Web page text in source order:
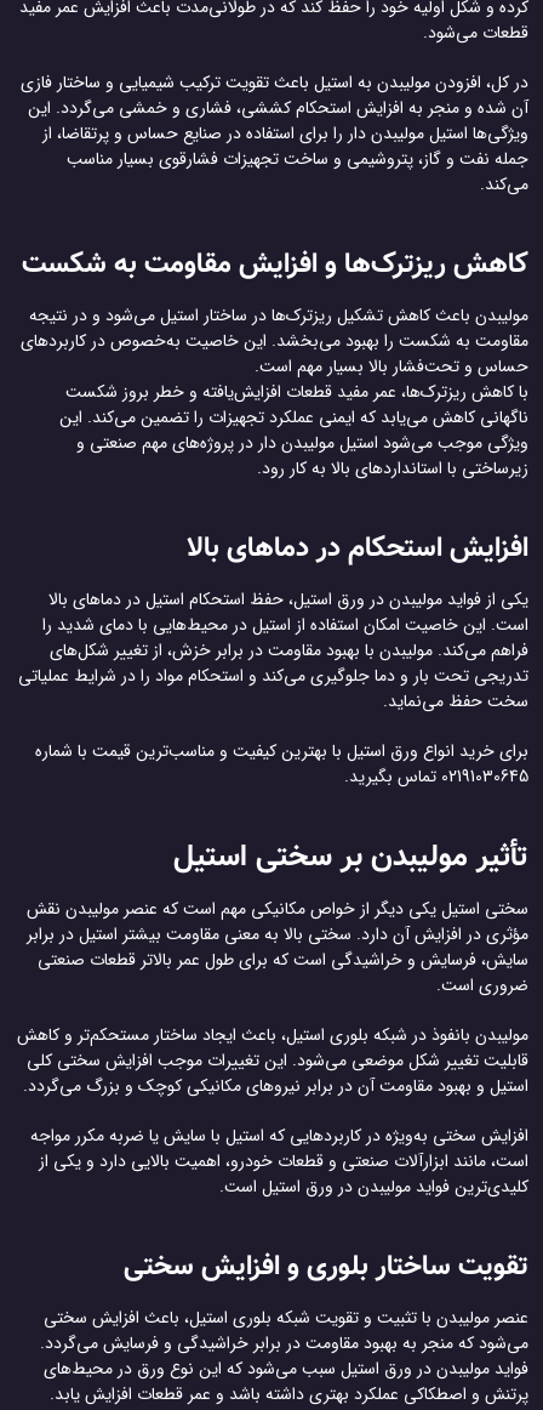
کرده و شکل اولیه خود را حفظ کند که در طولانی‌مدت باعث افزایش عمر مفید
قطعات می‌شود.
در کل، افزودن مولیبدن به استیل باعث تقویت ترکیب شیمیایی و ساختار فازی
آن شده و منجر به افزایش استحکام کششی، فشاری و خمشی می‌گردد. این
ویژگی‌ها استیل مولیبدن دار را برای استفاده در صنایع حساس و پرتقاضا، از
جمله نفت و گاز، پتروشیمی و ساخت تجهیزات فشارقوی بسیار مناسب
می‌کند.
کاهش ریزترک‌ها و افزایش مقاومت به شکست
مولیبدن باعث کاهش تشکیل ریزترک‌ها در ساختار استیل می‌شود و در نتیجه
مقاومت به شکست را بهبود می‌بخشد. این خاصیت به‌خصوص در کاربردهای
حساس و تحت‌فشار بالا بسیار مهم است.
با کاهش ریزترک‌ها، عمر مفید قطعات افزایش‌یافته و خطر بروز شکست
ناگهانی کاهش می‌یابد که ایمنی عملکرد تجهیزات را تضمین می‌کند. این
ویژگی موجب می‌شود استیل مولیبدن دار در پروژه‌های مهم صنعتی و
زیرساختی با استانداردهای بالا به کار رود.
افزایش استحکام در دماهای بالا
یکی از فواید مولیبدن در ورق استیل، حفظ استحکام استیل در دماهای بالا
است. این خاصیت امکان استفاده از استیل در محیط‌هایی با دمای شدید را
فراهم می‌کند. مولیبدن با بهبود مقاومت در برابر خزش، از تغییر شکل‌های
تدریجی تحت بار و دما جلوگیری می‌کند و استحکام مواد را در شرایط عملیاتی
سخت حفظ می‌نماید.
برای خرید انواع ورق استیل با بهترین کیفیت و مناسب‌ترین قیمت با شماره
02191030645 تماس بگیرید.
تأثیر مولیبدن بر سختی استیل
سختی استیل یکی دیگر از خواص مکانیکی مهم است که عنصر مولیبدن نقش
مؤثری در افزایش آن دارد. سختی بالا به معنی مقاومت بیشتر استیل در برابر
سایش، فرسایش و خراشیدگی است که برای طول عمر بالاتر قطعات صنعتی
ضروری است.
مولیبدن بانفوذ در شبکه بلوری استیل، باعث ایجاد ساختار مستحکم‌تر و کاهش
قابلیت تغییر شکل موضعی می‌شود. این تغییرات موجب افزایش سختی کلی
استیل و بهبود مقاومت آن در برابر نیروهای مکانیکی کوچک و بزرگ می‌گردد.
افزایش سختی به‌ویژه در کاربردهایی که استیل با سایش یا ضربه مکرر مواجه
است، مانند ابزارآلات صنعتی و قطعات خودرو، اهمیت بالایی دارد و یکی از
کلیدی‌ترین فواید مولیبدن در ورق استیل است.
تقویت ساختار بلوری و افزایش سختی
عنصر مولیبدن با تثبیت و تقویت شبکه بلوری استیل، باعث افزایش سختی
می‌شود که منجر به بهبود مقاومت در برابر خراشیدگی و فرسایش می‌گردد.
فواید مولیبدن در ورق استیل سبب می‌شود که این نوع ورق در محیط‌های
پرتنش و اصطکاکی عملکرد بهتری داشته باشد و عمر قطعات افزایش یابد.